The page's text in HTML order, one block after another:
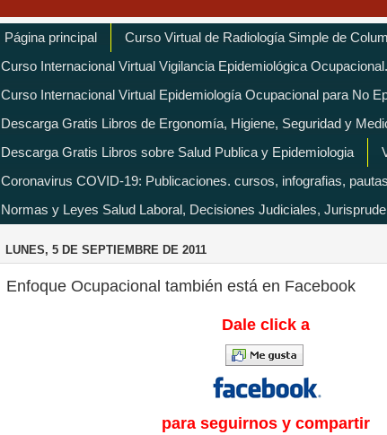
Página principal
Curso Virtual de Radiología Simple de
Curso Internacional Virtual Vigilancia Epidemiológica
Curso Internacional Virtual Epidemiología Ocupacional para No
Descarga Gratis Libros de Ergonomía, Higiene, Seguridad y
Descarga Gratis Libros sobre Salud Publica y Epidemiologia
Coronavirus COVID-19: Publicaciones. cursos, infografias,
Normas y Leyes Salud Laboral, Decisiones Judiciales,
LUNES, 5 DE SEPTIEMBRE DE 2011
Enfoque Ocupacional también está en Facebook
Dale click a
para seguirnos y compartir